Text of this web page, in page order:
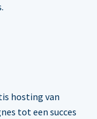
hosting van
tot een succes